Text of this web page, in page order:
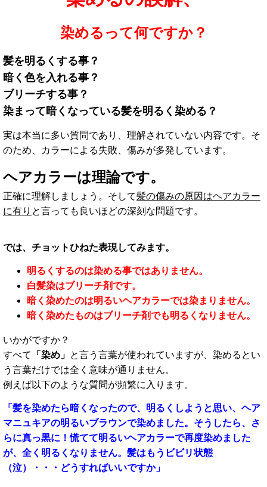
染めるって何ですか？
髪を明るくする事？
暗く色を入れる事？
ブリーチする事？
染まって暗くなっている髪を明るく染める？
実は本当に多い質問であり、理解されていない内容です。そ
のため、カラーによる失敗、傷みが多発しています。
ヘアカラーは理論です。
正確に理解しましょう。そして髪の傷みの原因はヘアカラー
に有り と言っても良いほどの深刻な問題です。
では、チョットひねた表現してみます。
明るくするのは染める事ではありません。
白髪染はブリーチ剤です。
暗く染めたのは明るいヘアカラーでは染まりません。
暗く染めたものはブリーチ剤でも明るくなりません。
いかがですか？
すべて 「染め」 と言う言葉が使われていますが、染めるとい
う言葉だけでは全く意味が通りません。
例えば以下のような質問が頻繁に入ります。
「髪を染めたら暗くなったので、明るくしようと思い、ヘア
マニュキアの明るいブラウンで染めました。そうしたら、さ
らに真っ黒に！慌てて明るいヘアカラーで再度染めました
が、全く明るくなりません。髪はもうビビリ状態
（泣）・・・どうすればいいですか」